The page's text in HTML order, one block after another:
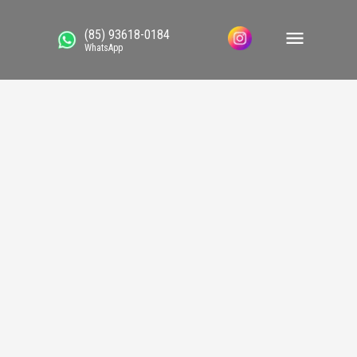
(85) 93618-0184
WhatsApp